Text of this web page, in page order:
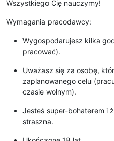
Wszystkiego Cię nauczymy!
Wymagania pracodawcy:
Wygospodarujesz kilka
pracować).
Uważasz się za osobę,
zaplanowanego celu
czasie wolnym).
Jesteś super-bohaterem i
straszna.